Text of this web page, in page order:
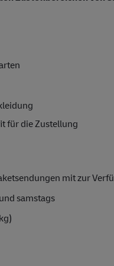
für die Zustellung
mit zur
samstags